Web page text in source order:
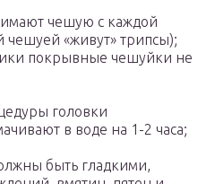
чешую с каждой
чешуей «живут» трипсы);
покрывные чешуйки не
головки
в воде на 1-2 часа;
быть гладкими,